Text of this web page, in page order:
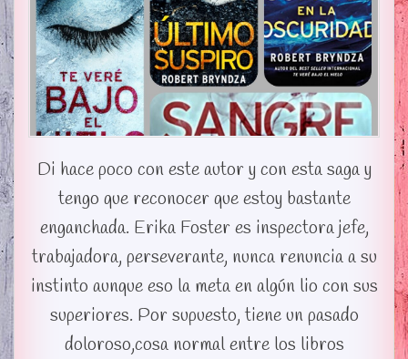
Di hace poco con este autor y con esta saga y
tengo que reconocer que estoy bastante
enganchada. Erika Foster es inspectora jefe,
trabajadora, perseverante, nunca renuncia a su
instinto aunque eso la meta en algún lio con sus
superiores. Por supuesto, tiene un pasado
doloroso,cosa normal entre los libros